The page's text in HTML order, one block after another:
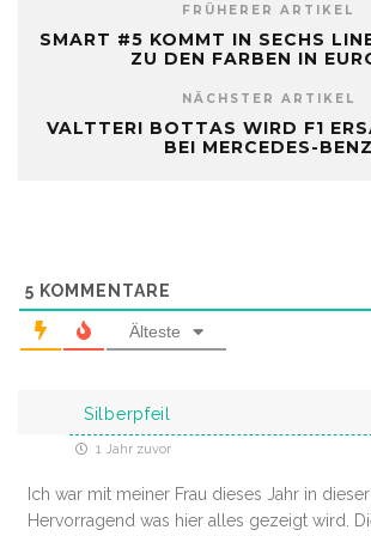
FRÜHERER ARTIKEL
SMART #5 KOMMT IN SECHS
ZU DEN FARBEN IN
NÄCHSTER ARTIKEL
VALTTERI BOTTAS WIRD F1
BEI MERCEDES-BENZ
5 KOMMENTARE
Älteste
Silberpfeil
1 Jahr zuvor
Ich war mit meiner Frau dieses Jahr in
Hervorragend was hier alles gezeigt wird.